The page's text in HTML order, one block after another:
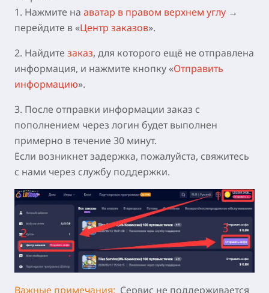
1. Нажмите на аватар в правом верхнем углу →
перейдите в «Центр заказов».
2. Найдите заказ, для которого ещё не отправлена
информация, и нажмите кнопку «Отправить
информацию».
3. После отправки информации заказ с
пополнением через логин будет выполнен
примерно в течение 30 минут.
Если возникнет задержка, пожалуйста, свяжитесь
с нами через службу поддержки.
Важные примечания: Сервис не поддерживается